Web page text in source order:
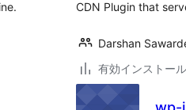
CDN Plugin that
Darshan
有効インストー